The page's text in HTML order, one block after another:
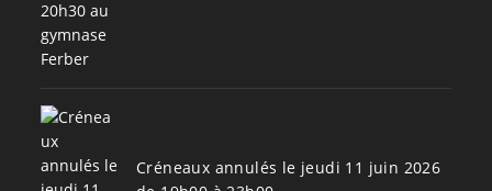
Créneaux annulés le jeudi 11 juin 2026